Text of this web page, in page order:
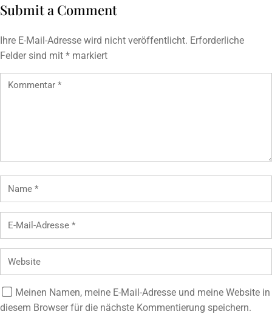
Submit a Comment
Ihre E-Mail-Adresse wird nicht veröffentlicht. Erforderliche
Felder sind mit * markiert
Meinen Namen, meine E-Mail-Adresse und meine Website in
diesem Browser für die nächste Kommentierung speichern.